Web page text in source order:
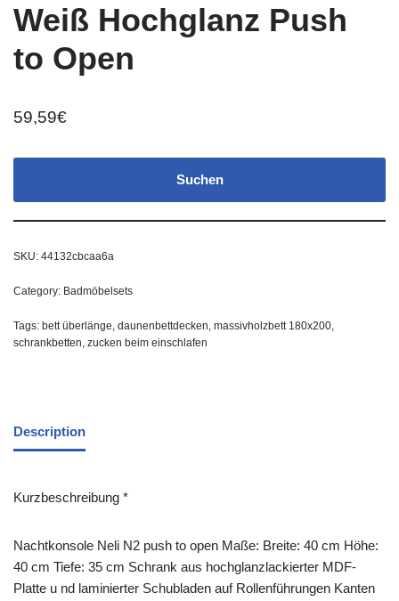
Weiß Hochglanz Push
to Open
59,59€
Suchen
SKU: 44132cbcaa6a
Category: Badmöbelsets
Tags: bett überlänge, daunenbettdecken, massivholzbett 180x200,
schrankbetten, zucken beim einschlafen
Description
Kurzbeschreibung *
Nachtkonsole Neli N2 push to open Maße: Breite: 40 cm Höhe:
40 cm Tiefe: 35 cm Schrank aus hochglanzlackierter MDF-
Platte u nd laminierter Schubladen auf Rollenführungen Kanten